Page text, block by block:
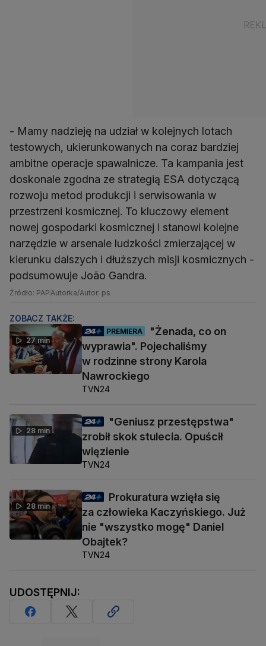
- Mamy nadzieję na udział w kolejnych lotach
testowych, ukierunkowanych na coraz bardziej
ambitne operacje spawalnicze. Ta kampania jest
doskonale zgodna ze strategią ESA dotyczącą
rozwoju metod produkcji i serwisowania w
przestrzeni kosmicznej. To kluczowy element
nowej gospodarki kosmicznej i stanowi kolejne
narzędzie w arsenale ludzkości zmierzającej w
kierunku dalszych i dłuższych misji kosmicznych -
podsumowuje João Gandra.
Źródło: PAPAutorka/Autor: ps
ZOBACZ TAKŻE:
27 min
PREMIERA
"Żenada, co on
wyprawia". Pojechaliśmy
w rodzinne strony Karola
Nawrockiego
TVN24
28 min
"Geniusz przestępstwa"
zrobił skok stulecia. Opuścił
więzienie
TVN24
28 min
Prokuratura wzięła się
za człowieka Kaczyńskiego. Już
nie "wszystko mogę" Daniel
Obajtek?
TVN24
UDOSTĘPNIJ: